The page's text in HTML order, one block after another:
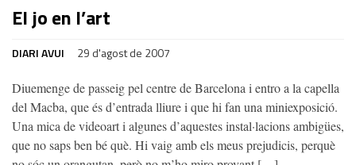
El jo en l’art
DIARI AVUI 29 d'agost de 2007
Diuemenge de passeig pel centre de Barcelona i entro a la capella
del Macba, que és d’entrada lliure i que hi fan una miniexposició.
Una mica de videoart i algunes d’aquestes instal·lacions ambigües,
que no saps ben bé què. Hi vaig amb els meus prejudicis, perquè